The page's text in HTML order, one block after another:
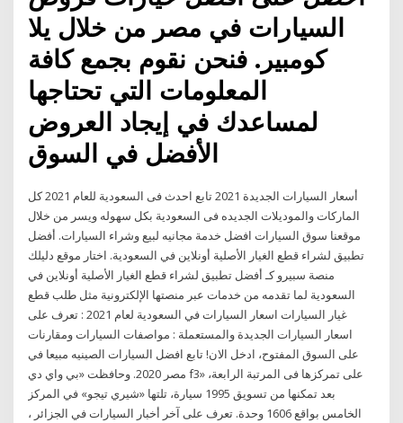
السيارات في مصر من خلال يلا
كومبير. فنحن نقوم بجمع كافة
المعلومات التي تحتاجها
لمساعدك في إيجاد العروض
الأفضل في السوق
أسعار السيارات الجديدة 2021 تابع احدث فى السعودية للعام 2021 كل
الماركات والموديلات الجديده فى السعودية بكل سهوله ويسر من خلال
موقعنا سوق السيارات افضل خدمة مجانيه لبيع وشراء السيارات. أفضل
تطبيق لشراء قطع الغيار الأصلية أونلاين في السعودية. اختار موقع دليلك
منصة سبيرو كـ أفضل تطبيق لشراء قطع الغيار الأصلية أونلاين في
السعودية لما تقدمه من خدمات عبر منصتها الإلكترونية مثل طلب قطع
غيار السيارات اسعار السيارات في السعودية لعام 2021 : تعرف على
اسعار السيارات الجديدة والمستعملة : مواصفات السيارات ومقارنات
على السوق المفتوح، ادخل الان! تابع افضل السيارات الصينيه مبيعا في
مصر 2020. وحافظت «بي واي دي f3» على تمركزها فى المرتبة الرابعة،
بعد تمكنها من تسويق 1995 سيارة، تلتها «شيري تيجو» في المركز
الخامس بواقع 1606 وحدة. تعرف على آخر أخبار السيارات في الجزائر ،